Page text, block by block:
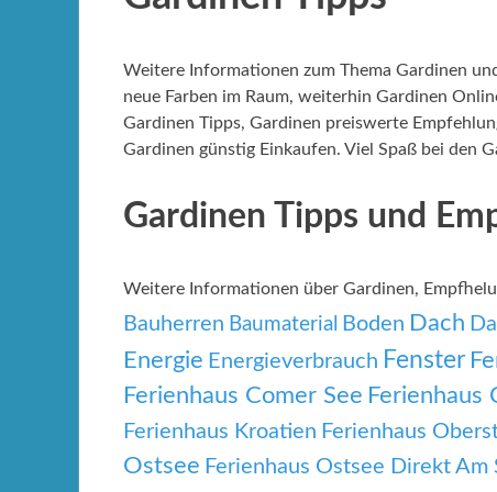
Weitere Informationen zum Thema Gardinen
neue Farben im Raum, weiterhin Gardinen
Gardinen Tipps, Gardinen preiswerte
Gardinen günstig Einkaufen. Viel Spaß bei den
Gardinen Tipps und
Weitere Informationen über Gardinen,
Bauherren Baumaterial Boden Dach
Energie Energieverbrauch Fenster
Ferienhaus Comer See Ferienhaus
Ferienhaus Kroatien Ferienhaus
Ostsee Ferienhaus Ostsee Direkt Am